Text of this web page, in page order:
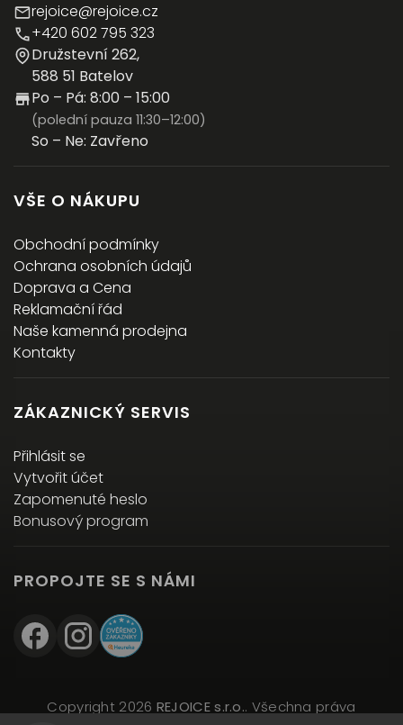
rejoice@rejoice.cz
+420 602 795 323
Družstevní 262,
588 51 Batelov
Po – Pá: 8:00 – 15:00
(polední pauza 11:30–12:00)
So – Ne: Zavřeno
VŠE O NÁKUPU
Obchodní podmínky
Ochrana osobních údajů
Doprava a Cena
Reklamační řád
Naše kamenná prodejna
Kontakty
ZÁKAZNICKÝ SERVIS
Přihlásit se
Vytvořit účet
Zapomenuté heslo
Bonusový program
PROPOJTE SE S NÁMI
Copyright 2026 REJOICE s.r.o.. Všechna práva